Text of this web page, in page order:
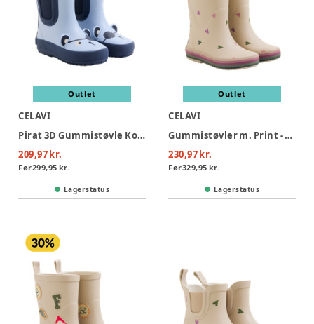
Outlet
CELAVI
Pirat 3D Gummistøvle Korte - Blue Fog
209,97 kr.
Før299,95 kr.
Lagerstatus
Outlet
CELAVI
Gummistøvler m. Print - White Pepper
230,97 kr.
Før329,95 kr.
Lagerstatus